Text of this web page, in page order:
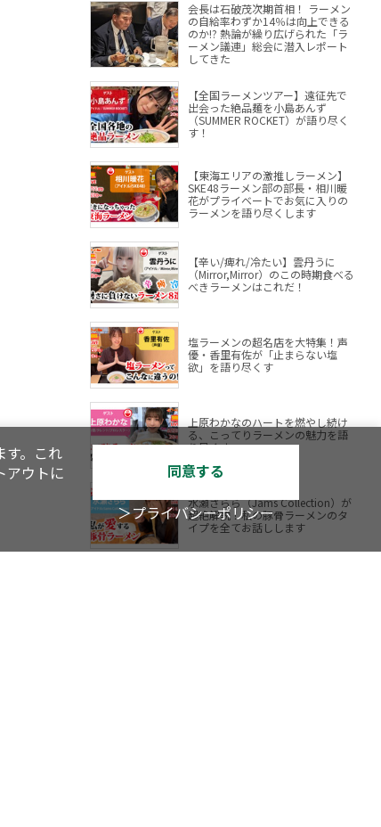
会長は石破茂次期首相！ ラーメン
の自給率わずか14％は向上できる
のか!? 熱論が繰り広げられた「ラ
ーメン議連」総会に潜入レポート
してきた
【全国ラーメンツアー】遠征先で
出会った絶品麺を小島あんず
（SUMMER ROCKET）が語り尽く
す！
【東海エリアの激推しラーメン】
SKE48ラーメン部の部長・相川暖
花がプライベートでお気に入りの
ラーメンを語り尽くします
【辛い/痺れ/冷たい】雲丹うに
（Mirror,Mirror）のこの時期食べる
べきラーメンはこれだ！
塩ラーメンの超名店を大特集！声
優・香里有佐が「止まらない塩
欲」を語り尽くす
上原わかなのハートを燃やし続け
る、こってりラーメンの魅力を語
り尽くす
水瀬さらら（Jams Collection）が
超絶解説！私の豚骨ラーメンのタ
イプを全てお話しします
す。これ
アウトに
同意する
＞プライバシーポリシー